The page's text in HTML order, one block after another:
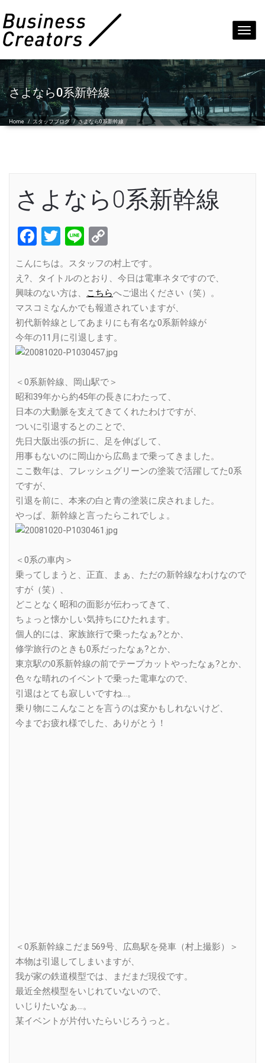
さよなら0系新幹線
Home / スタッフブログ /さよなら0系新幹線
さよなら0系新幹線
Facebook
Twitter
Line
Link
こんにちは。スタッフの村上です。
え?、タイトルのとおり、今日は電車ネタですので、
興味のない方は、
こちらへご退出ください（笑）。
マスコミなんかでも報道されていますが、
初代新幹線としてあまりにも有名な0系新幹線が
今年の11月に引退します。
＜0系新幹線、岡山駅で＞
昭和39年から約45年の長きにわたって、
日本の大動脈を支えてきてくれたわけですが、
ついに引退するとのことで、
先日大阪出張の折に、足を伸ばして、
用事もないのに岡山から広島まで乗ってきました。
ここ数年は、フレッシュグリーンの塗装で活躍してた0系
ですが、
引退を前に、本来の白と青の塗装に戻されました。
やっぱ、新幹線と言ったらこれでしょ。
＜0系の車内＞
乗ってしまうと、正直、まぁ、ただの新幹線なわけなので
すが（笑）、
どことなく昭和の面影が伝わってきて、
ちょっと懐かしい気持ちにひたれます。
個人的には、家族旅行で乗ったなぁ?とか、
修学旅行のときも0系だったなぁ?とか、
東京駅の0系新幹線の前でテープカットやったなぁ?とか、
色々な晴れのイベントで乗った電車なので、
引退はとても寂しいですね…。
乗り物にこんなことを言うのは変かもしれないけど、
今までお疲れ様でした、ありがとう！
＜0系新幹線こだま569号、広島駅を発車（村上撮影）＞
本物は引退してしまいますが、
我が家の鉄道模型では、まだまだ現役です。
最近全然模型をいじれていないので、
いじりたいなぁ…。
某イベントが片付いたらいじろうっと。